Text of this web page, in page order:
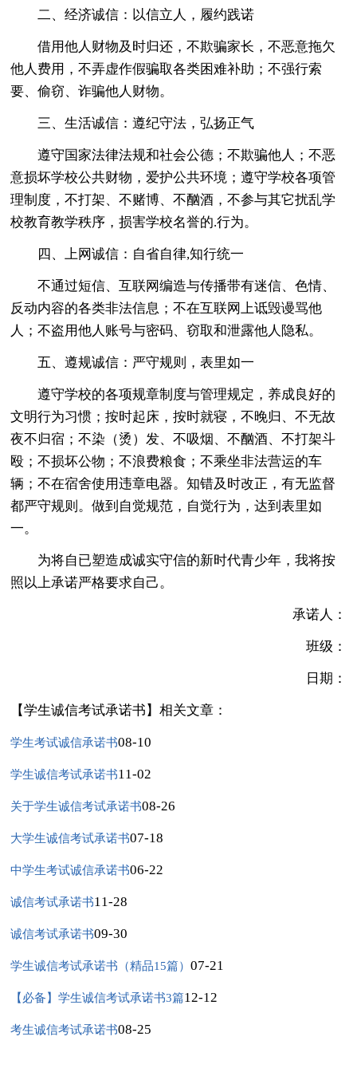
二、经济诚信：以信立人，履约践诺
借用他人财物及时归还，不欺骗家长，不恶意拖欠
他人费用，不弄虚作假骗取各类困难补助；不强行索
要、偷窃、诈骗他人财物。
三、生活诚信：遵纪守法，弘扬正气
遵守国家法律法规和社会公德；不欺骗他人；不恶
意损坏学校公共财物，爱护公共环境；遵守学校各项管
理制度，不打架、不赌博、不酗酒，不参与其它扰乱学
校教育教学秩序，损害学校名誉的.行为。
四、上网诚信：自省自律,知行统一
不通过短信、互联网编造与传播带有迷信、色情、
反动内容的各类非法信息；不在互联网上诋毁谩骂他
人；不盗用他人账号与密码、窃取和泄露他人隐私。
五、遵规诚信：严守规则，表里如一
遵守学校的各项规章制度与管理规定，养成良好的
文明行为习惯；按时起床，按时就寝，不晚归、不无故
夜不归宿；不染（烫）发、不吸烟、不酗酒、不打架斗
殴；不损坏公物；不浪费粮食；不乘坐非法营运的车
辆；不在宿舍使用违章电器。知错及时改正，有无监督
都严守规则。做到自觉规范，自觉行为，达到表里如
一。
为将自已塑造成诚实守信的新时代青少年，我将按
照以上承诺严格要求自己。
承诺人：
班级：
日期：
【学生诚信考试承诺书】相关文章：
学生考试诚信承诺书08-10
学生诚信考试承诺书11-02
关于学生诚信考试承诺书08-26
大学生诚信考试承诺书07-18
中学生考试诚信承诺书06-22
诚信考试承诺书11-28
诚信考试承诺书09-30
学生诚信考试承诺书（精品15篇）07-21
【必备】学生诚信考试承诺书3篇12-12
考生诚信考试承诺书08-25